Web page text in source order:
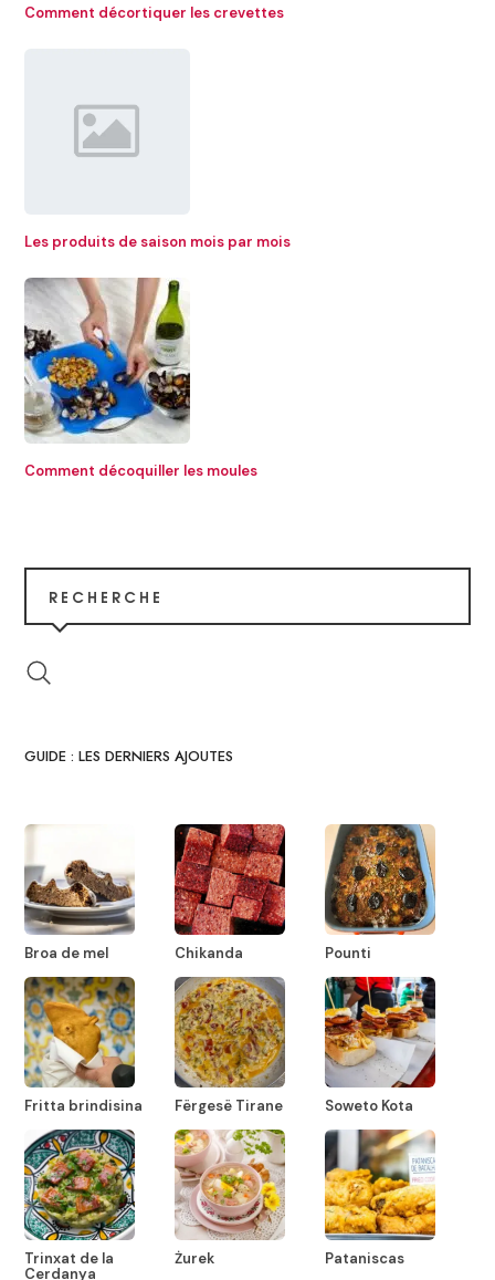
Comment décortiquer les crevettes
Les produits de saison mois par mois
Comment décoquiller les moules
RECHERCHE
GUIDE : LES DERNIERS AJOUTES
Broa de mel Chikanda Pounti
Fritta brindisina Fërgesë Tirane Soweto Kota
Trinxat de la
Cerdanya
Żurek Pataniscas